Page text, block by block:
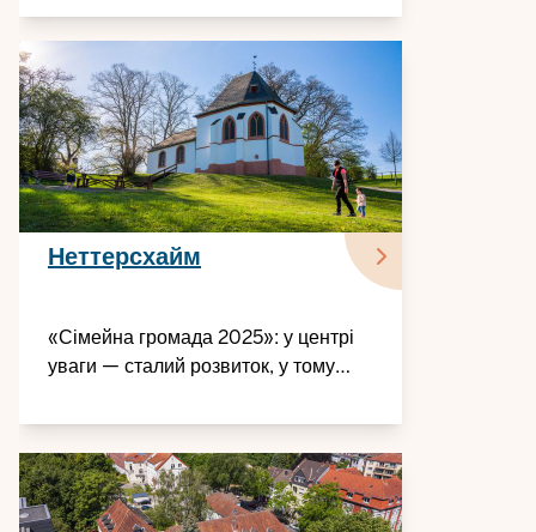
Неттерсхайм
«Сімейна громада 2025»: у центрі
уваги — сталий розвиток, у тому